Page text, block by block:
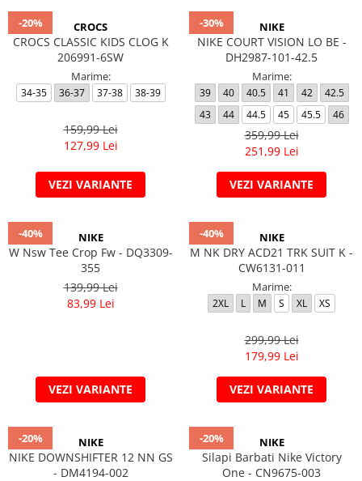
-20% CROCS
CROCS CLASSIC KIDS CLOG K
206991-6SW
Marime:
34-35 36-37 37-38 38-39
159,99 Lei
127,99 Lei
VEZI VARIANTE
-30% NIKE
NIKE COURT VISION LO BE -
DH2987-101-42.5
Marime:
39 40 40.5 41 42
42.5
43
44 44.5 45 45.5 46
359,99 Lei
251,99 Lei
VEZI VARIANTE
-40% NIKE
W Nsw Tee Crop Fw - DQ3309-
355
139,99 Lei
83,99 Lei
VEZI VARIANTE
-40% NIKE
M NK DRY ACD21 TRK SUIT K -
CW6131-011
Marime:
2XL L M S XL XS
299,99 Lei
179,99 Lei
VEZI VARIANTE
-20% NIKE
NIKE DOWNSHIFTER 12 NN GS
- DM4194-002
-20% NIKE
Silapi Barbati Nike Victory
One - CN9675-003